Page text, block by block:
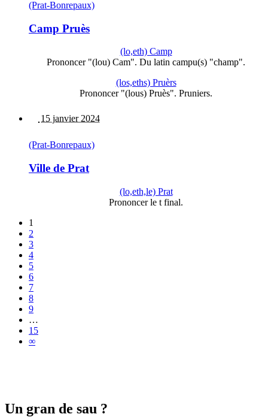
(Prat-Bonrepaux)
Camp Pruès
(lo,eth) Camp
Prononcer "(lou) Cam". Du latin campu(s) "champ".
(los,eths) Pruèrs
Prononcer "(lous) Pruès". Pruniers.
15 janvier 2024
(Prat-Bonrepaux)
Ville de Prat
(lo,eth,le) Prat
Prononcer le t final.
1
2
3
4
5
6
7
8
9
…
15
∞
Un gran de sau ?